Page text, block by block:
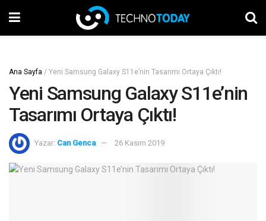
Ana Sayfa / Yeni Samsung Galaxy S11e’nin Tasarımı Ortaya Çıktı!
Yeni Samsung Galaxy S11e’nin
Tasarımı Ortaya Çıktı!
Yazar: Can Genca 26 Kasım 2019